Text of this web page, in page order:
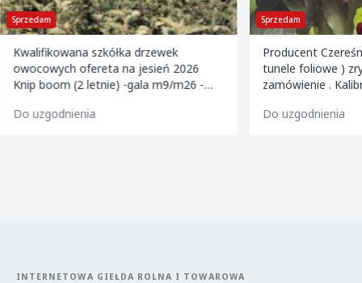
Sprzedam
Kwalifikowana szkółka drzewek
owocowych ofereta na jesień 2026
Knip boom (2 letnie) -gala m9/m26 -
m9 -paulared m9/m2
Do uzgodnienia
Sprzedam
Producent
tunele foliowe )
zamówienie . Kalibrowane , chłodzone i
Do uzgodnienia
INTERNETOWA GIEŁDA ROLNA I TOWAROWA